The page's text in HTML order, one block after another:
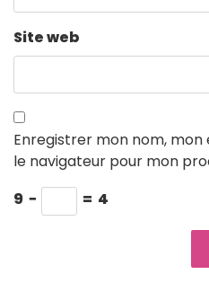
Site web
Enregistrer mon nom,
le navigateur pour mon
9 − = 4